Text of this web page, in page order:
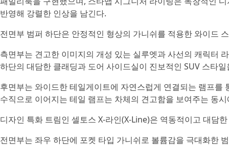
반영해 강렬한 인상을 남긴다.
전면부 범퍼 하단은 안정적인 형상의 가니쉬를 적용한 와이드
측면부는 견고한 이미지의 개성 있는 실루엣과 사선의 캐릭터
하단의 대담한 클래딩과 도어 사이드실이 진보적인 SUV 스타
후면부는 와이드한 테일게이트에 자연스럽게 연결되는 램프
수직으로 이어지는 테일 램프는 차체의 견고함을 보여주는 동
디자인 특화 트림인 셀토스 X-라인(X-Line)은 역동적이고 대담
전면부는 좌우 하단에 포켓 타입 가니쉬로 볼륨감을 극대화한